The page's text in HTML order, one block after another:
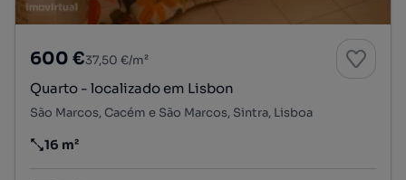
600 €37,50 €/m²
Quarto - localizado em Lisbon
São Marcos, Cacém e São Marcos, Sintra, Lisboa
Preço por metro quadrado
16 m²